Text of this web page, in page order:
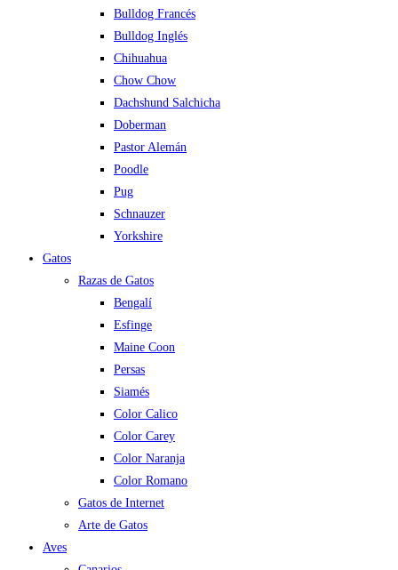
Bulldog Francés
Bulldog Inglés
Chihuahua
Chow Chow
Dachshund Salchicha
Doberman
Pastor Alemán
Poodle
Pug
Schnauzer
Yorkshire
Gatos
Razas de Gatos
Bengalí
Esfinge
Maine Coon
Persas
Siamés
Color Calico
Color Carey
Color Naranja
Color Romano
Gatos de Internet
Arte de Gatos
Aves